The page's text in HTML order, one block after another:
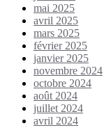
mai 2025
avril 2025
mars 2025
février 2025
janvier 2025
novembre 2024
octobre 2024
août 2024
juillet 2024
avril 2024